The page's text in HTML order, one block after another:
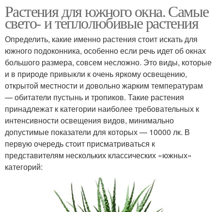
Растения для южного окна. Самые
свето- и теплолюбивые растения
Определить, какие именно растения стоит искать для
южного подоконника, особенно если речь идет об окнах
большого размера, совсем несложно. Это виды, которые
и в природе привыкли к очень яркому освещению,
открытой местности и довольно жарким температурам
— обитатели пустынь и тропиков. Такие растения
принадлежат к категории наиболее требовательных к
интенсивности освещения видов, минимально
допустимые показатели для которых — 10000 лк. В
первую очередь стоит присматриваться к
представителям нескольких классических «южных»
категорий: